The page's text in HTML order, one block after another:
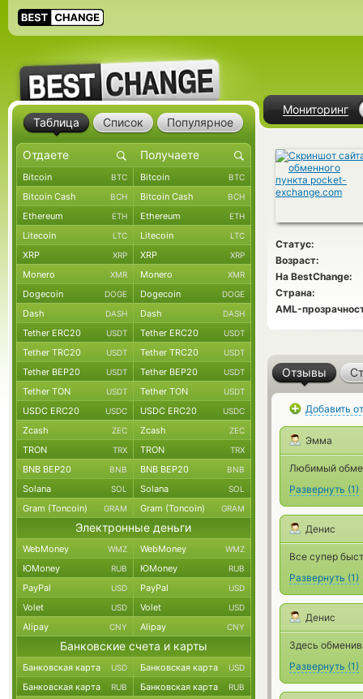
Мониторинг
Статус:
Возраст:
На BestChange:
Страна:
AML-
Отзывы
Добавить
Эмма
Любимый
Развернуть (1)
Денис
Все супер
Развернуть (1)
Денис
Здесь
Развернуть (1)
Таблица Список Популярное
Bitcoin BTC Bitcoin BTC
Bitcoin Cash BCH Bitcoin Cash BCH
Ethereum ETH Ethereum ETH
Litecoin LTC Litecoin LTC
XRP XRP XRP XRP
Monero XMR Monero XMR
Dogecoin DOGE Dogecoin DOGE
Dash DASH Dash DASH
Tether ERC20 USDT Tether ERC20 USDT
Tether TRC20 USDT Tether TRC20 USDT
Tether BEP20 USDT Tether BEP20 USDT
Tether TON USDT Tether TON USDT
USDC ERC20 USDC USDC ERC20 USDC
Zcash ZEC Zcash ZEC
TRON TRX TRON TRX
BNB BEP20 BNB BNB BEP20 BNB
Solana SOL Solana SOL
Gram (Toncoin) GRAM Gram (Toncoin) GRAM
Электронные деньги
WebMoney WMZ WebMoney WMZ
ЮMoney RUB ЮMoney RUB
PayPal USD PayPal USD
Volet USD Volet USD
Alipay CNY Alipay CNY
Банковские счета и карты
Банковская карта USD Банковская карта USD
Банковская карта RUB Банковская карта RUB